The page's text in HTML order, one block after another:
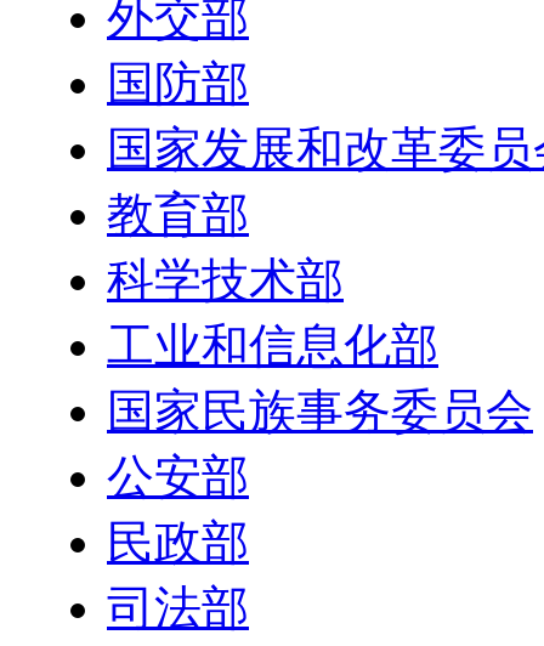
外交部
国防部
国家发展和改革委
教育部
科学技术部
工业和信息化部
国家民族事务委员会
公安部
民政部
司法部